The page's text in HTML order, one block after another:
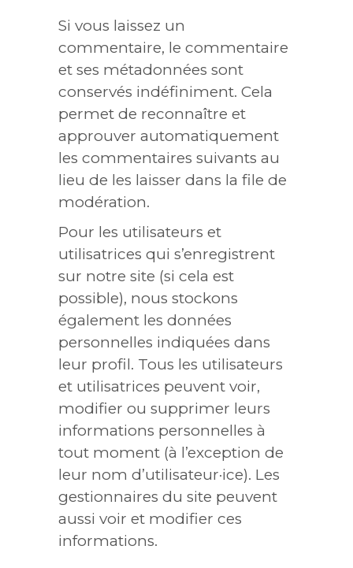
Si vous laissez un
commentaire, le commentaire
et ses métadonnées sont
conservés indéfiniment. Cela
permet de reconnaître et
approuver automatiquement
les commentaires suivants au
lieu de les laisser dans la file de
modération.
Pour les utilisateurs et
utilisatrices qui s’enregistrent
sur notre site (si cela est
possible), nous stockons
également les données
personnelles indiquées dans
leur profil. Tous les utilisateurs
et utilisatrices peuvent voir,
modifier ou supprimer leurs
informations personnelles à
tout moment (à l’exception de
leur nom d’utilisateur·ice). Les
gestionnaires du site peuvent
aussi voir et modifier ces
informations.